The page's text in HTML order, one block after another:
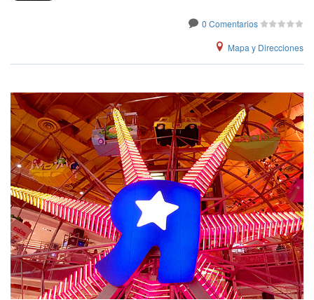
0 Comentarios
Mapa y Direcciones